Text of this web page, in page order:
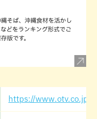
そば、沖縄食材を活かし
どをランキング形式でご
版です。
https://www.otv.co.jp/